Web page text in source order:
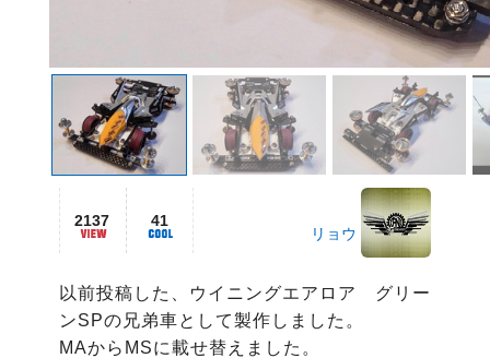
2137 41
リョウ
以前投稿した、ウイニングエアロア　グリー
ンSPの兄弟車として製作しました。
MAからMSに載せ替えました。